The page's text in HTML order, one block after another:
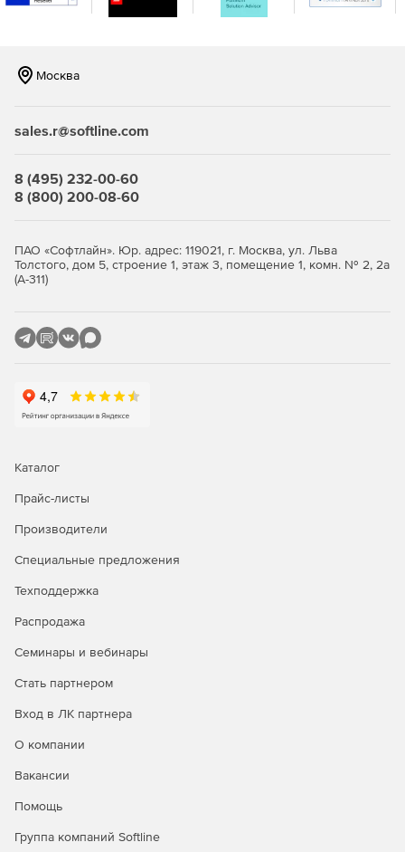
Москва
sales.r@softline.com
8 (495) 232-00-60
8 (800) 200-08-60
ПАО «Софтлайн». Юр. адрес: 119021, г. Москва, ул. Льва
Толстого, дом 5, строение 1, этаж 3, помещение 1, комн. № 2, 2а
(А-311)
Каталог
Прайс-листы
Производители
Специальные предложения
Техподдержка
Распродажа
Семинары и вебинары
Стать партнером
Вход в ЛК партнера
О компании
Вакансии
Помощь
Группа компаний Softline